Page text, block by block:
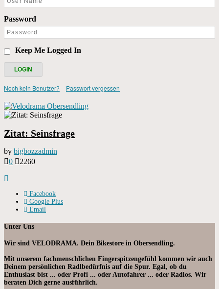
Password
Keep Me Logged In
Noch kein Benutzer? Passwort vergessen
Zitat: Seinsfrage
by bigbozzadmin
0
2260
„Radfahren oder Nichtradfahren? Was für eine …
Facebook
Google Plus
Email
Unter Uns
Wir sind VELODRAMA. Dein Bikestore in Obersendling.
Mit unserem fachmenschlichen Fingerspitzengefühl kommen wir auch
Deinem persönlichen Radlbedürfnis auf die Spur. Egal, ob du
Enthusiast bist ... oder Profi ... oder Autofahrer ... oder Radlos. Wir
beraten Dich gerne ausführlich.